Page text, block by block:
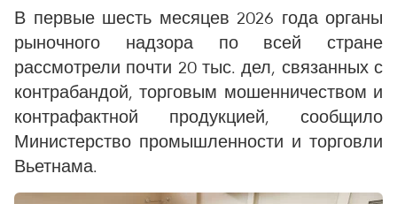
В первые шесть месяцев 2026 года органы
рыночного надзора по всей стране
рассмотрели почти 20 тыс. дел, связанных с
контрабандой, торговым мошенничеством и
контрафактной продукцией, сообщило
Министерство промышленности и торговли
Вьетнама.